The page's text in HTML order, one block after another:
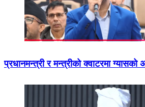
प्रधानमन्त्री र मन्त्रीको क्वाटरमा